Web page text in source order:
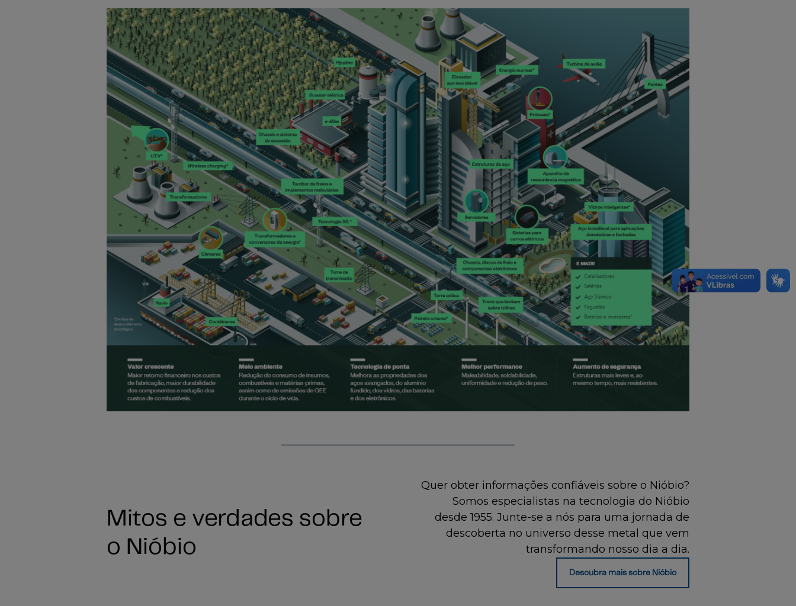
Mitos e verdades sobre
o Nióbio
Quer obter informações confiáveis sobre o Nióbio?
Somos especialistas na tecnologia do Nióbio
desde 1955. Junte-se a nós para uma jornada de
descoberta no universo desse metal que vem
transformando nosso dia a dia.
Descubra mais sobre Nióbio